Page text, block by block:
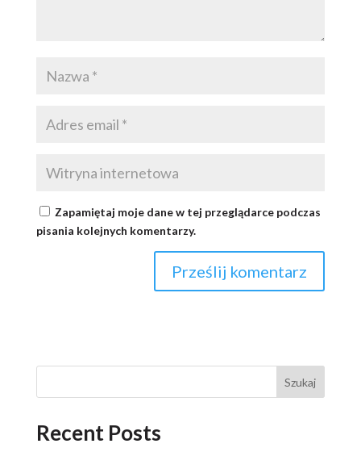
Zapamiętaj moje dane w tej przeglądarce podczas
pisania kolejnych komentarzy.
Szukaj
Recent Posts